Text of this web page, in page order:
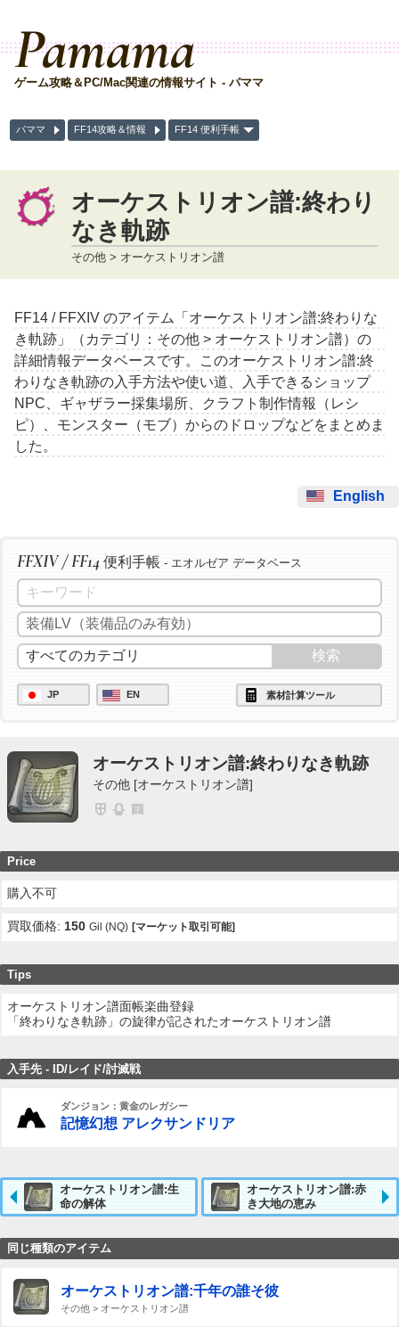
Pamama
ゲーム攻略＆PC/Mac関連の情報サイト - パママ
パママ FF14攻略＆情報 FF14 便利手帳
オーケストリオン譜:終わり
なき軌跡
その他 > オーケストリオン譜
FF14 / FFXIV のアイテム「オーケストリオン譜:終わりな
き軌跡」（カテゴリ：その他 > オーケストリオン譜）の
詳細情報データベースです。このオーケストリオン譜:終
わりなき軌跡の入手方法や使い道、入手できるショップ
NPC、ギャザラー採集場所、クラフト制作情報（レシ
ピ）、モンスター（モブ）からのドロップなどをまとめま
した。
English
FFXIV / FF14 便利手帳 - エオルゼア データベース
JP EN 素材計算ツール
オーケストリオン譜:終わりなき軌跡
その他 [オーケストリオン譜]
Price
購入不可
買取価格:150 Gil (NQ) [マーケット取引可能]
Tips
オーケストリオン譜面帳楽曲登録
「終わりなき軌跡」の旋律が記されたオーケストリオン譜
入手先 - ID/レイド/討滅戦
ダンジョン：黄金のレガシー
記憶幻想 アレクサンドリア
オーケストリオン譜:生
命の解体
オーケストリオン譜:赤
き大地の恵み
同じ種類のアイテム
オーケストリオン譜:千年の誰そ彼
その他 > オーケストリオン譜